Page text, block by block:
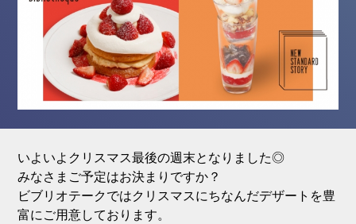
いよいよクリスマス最後の週末となりました◎
みなさまご予定はお決まりですか？
ビブリオテークではクリスマスにちなんだデザートを豊
富にご用意しております。